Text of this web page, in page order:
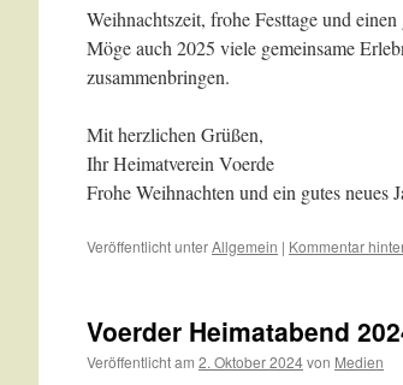
Weihnachtszeit, frohe Festtage und
Möge auch 2025 viele gemeinsame
zusammenbringen.
Mit herzlichen Grüßen,
Ihr Heimatverein Voerde
Frohe Weihnachten und ein gutes neues
Veröffentlicht unterAllgemein | Kommentar
Voerder Heimatabend
Veröffentlicht am 2. Oktober 2024von Medien